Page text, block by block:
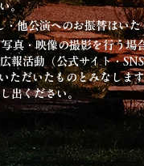
。
他公演へのお振替はいた
真・映像の撮影を行う場
報活動（公式サイト・
ただいたものとみなしま
出ください。